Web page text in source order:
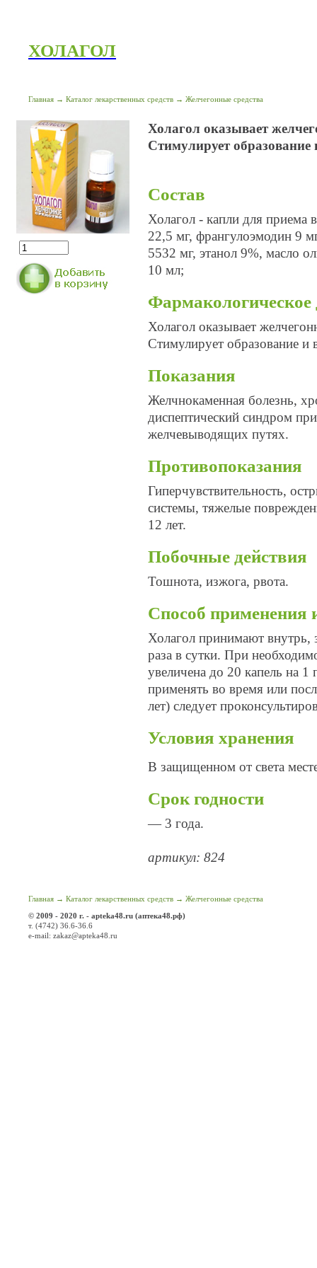
ХОЛАГОЛ
Главная → Каталог лекарственных средств → Желчегонные средства
Холагол оказывает
Стимулирует
Состав
Холагол - капли для приема
22,5 мг, франгулоэмодин 9
5532 мг, этанол 9%, масло
10 мл;
Фармакологическое
Холагол оказывает
Стимулирует образование и
Показания
Желчнокаменная болезнь,
диспептический синдром
желчевыводящих путях.
Противопоказания
Гиперчувствительность,
системы, тяжелые
12 лет.
Побочные действия
Тошнота, изжога, рвота.
Способ применения
Холагол принимают внутрь,
раза в сутки. При
увеличена до 20 капель на
применять во время или
лет) следует
Условия хранения
В защищенном от света
Срок годности
— 3 года.
артикул: 824
Главная → Каталог лекарственных средств → Желчегонные средства
© 2009 - 2020 г. - apteka48.ru (аптека48.рф)
т. (4742) 36.6-36.6
e-mail: zakaz@apteka48.ru